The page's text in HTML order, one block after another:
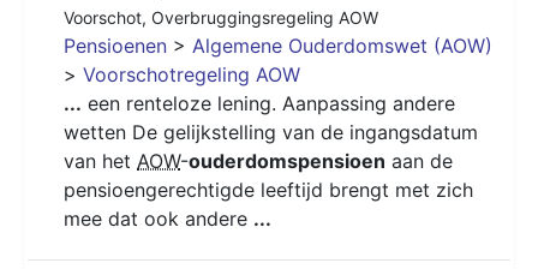
Voorschot, Overbruggingsregeling AOW
Pensioenen > Algemene Ouderdomswet (AOW)
> Voorschotregeling AOW
... een renteloze lening. Aanpassing andere
wetten De gelijkstelling van de ingangsdatum
van het AOW-ouderdomspensioen aan de
pensioengerechtigde leeftijd brengt met zich
mee dat ook andere ...